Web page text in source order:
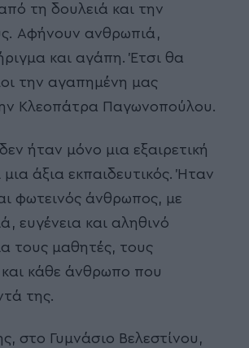
τη δουλειά και την
Αφήνουν ανθρωπιά,
και αγάπη. Έτσι θα
την αγαπημένη μας
Κλεοπάτρα Παγωνοπούλου.
ήταν μόνο μια εξαιρετική
μια άξια εκπαιδευτικός. Ήταν
φωτεινός άνθρωπος, με
ευγένεια και αληθινό
τους μαθητές, τους
κάθε άνθρωπο που
της.
στο Γυμνάσιο Βελεστίνου,